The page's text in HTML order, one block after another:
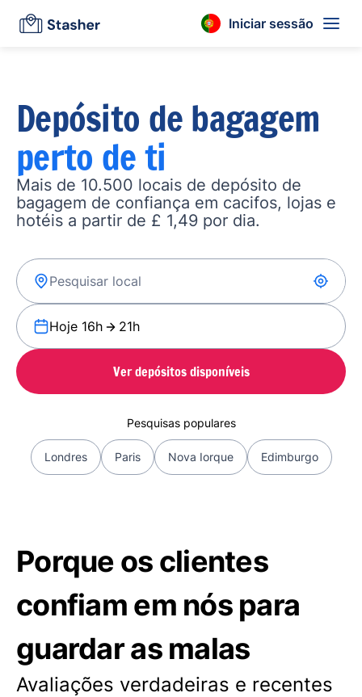
Iniciar sessão
Depósito de bagagem
perto de ti
Mais de 10.500 locais de depósito de
bagagem de confiança em cacifos, lojas e
hotéis a partir de £ 1,49 por dia.
Hoje 16h 21h
Ver depósitos disponíveis
Pesquisas populares
Londres Paris Nova Iorque Edimburgo
Porque os clientes
confiam em nós para
guardar as malas
Avaliações verdadeiras e recentes